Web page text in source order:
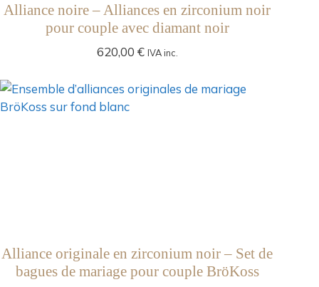
Alliance noire – Alliances en zirconium noir
pour couple avec diamant noir
620,00 € IVA inc.
Alliance originale en zirconium noir – Set de
bagues de mariage pour couple BröKoss